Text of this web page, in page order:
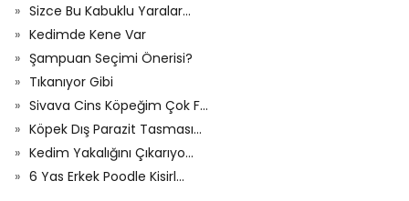
Sizce Bu Kabuklu Yaralar...
Kedimde Kene Var
Şampuan Seçimi Önerisi?
Tıkanıyor Gibi
Sivava Cins Köpeğim Çok F...
Köpek Dış Parazit Tasması...
Kedim Yakalığını Çıkarıyo...
6 Yas Erkek Poodle Kisirl...